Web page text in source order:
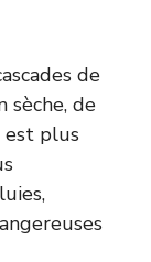
de
sèche, de
est plus